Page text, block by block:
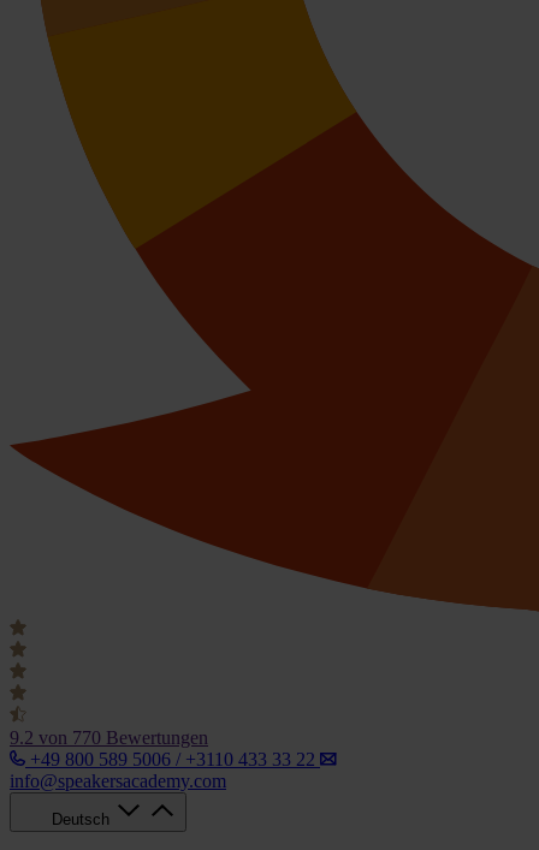
9.2 von 770 Bewertungen
+49 800 589 5006 / +3110 433 33 22
info@speakersacademy.com
Deutsch